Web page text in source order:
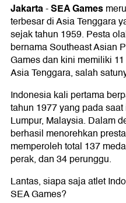
Richard Sam Bera
Wynne Prakusya
Yayuk Basuki
Triyaningsih
Romana
Suzanna
I Gede Siman
Supriyati Sutono
Susy Susanti
Jakarta-SEA Games
terbesar di Asia Tenggara
sejak tahun 1959. Pesta
bernama Southeast Asian
Games dan kini memiliki
Asia Tenggara, salah
Indonesia kali pertama
tahun 1977 yang pada
Lumpur, Malaysia. Dalam
berhasil menorehkan
memperoleh total 137
perak, dan 34 perunggu.
Lantas, siapa saja atlet
SEA Games?